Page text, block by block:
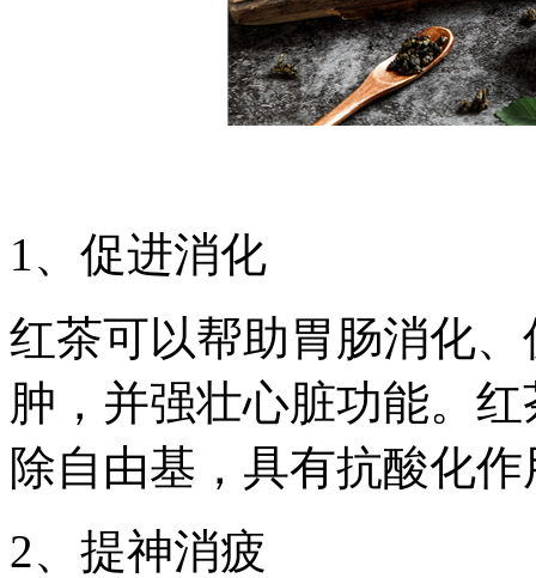
1、促进消化
红茶可以帮助胃肠消化
肿，并强壮心脏功能。
除自由基，具有抗酸化
2、提神消疲